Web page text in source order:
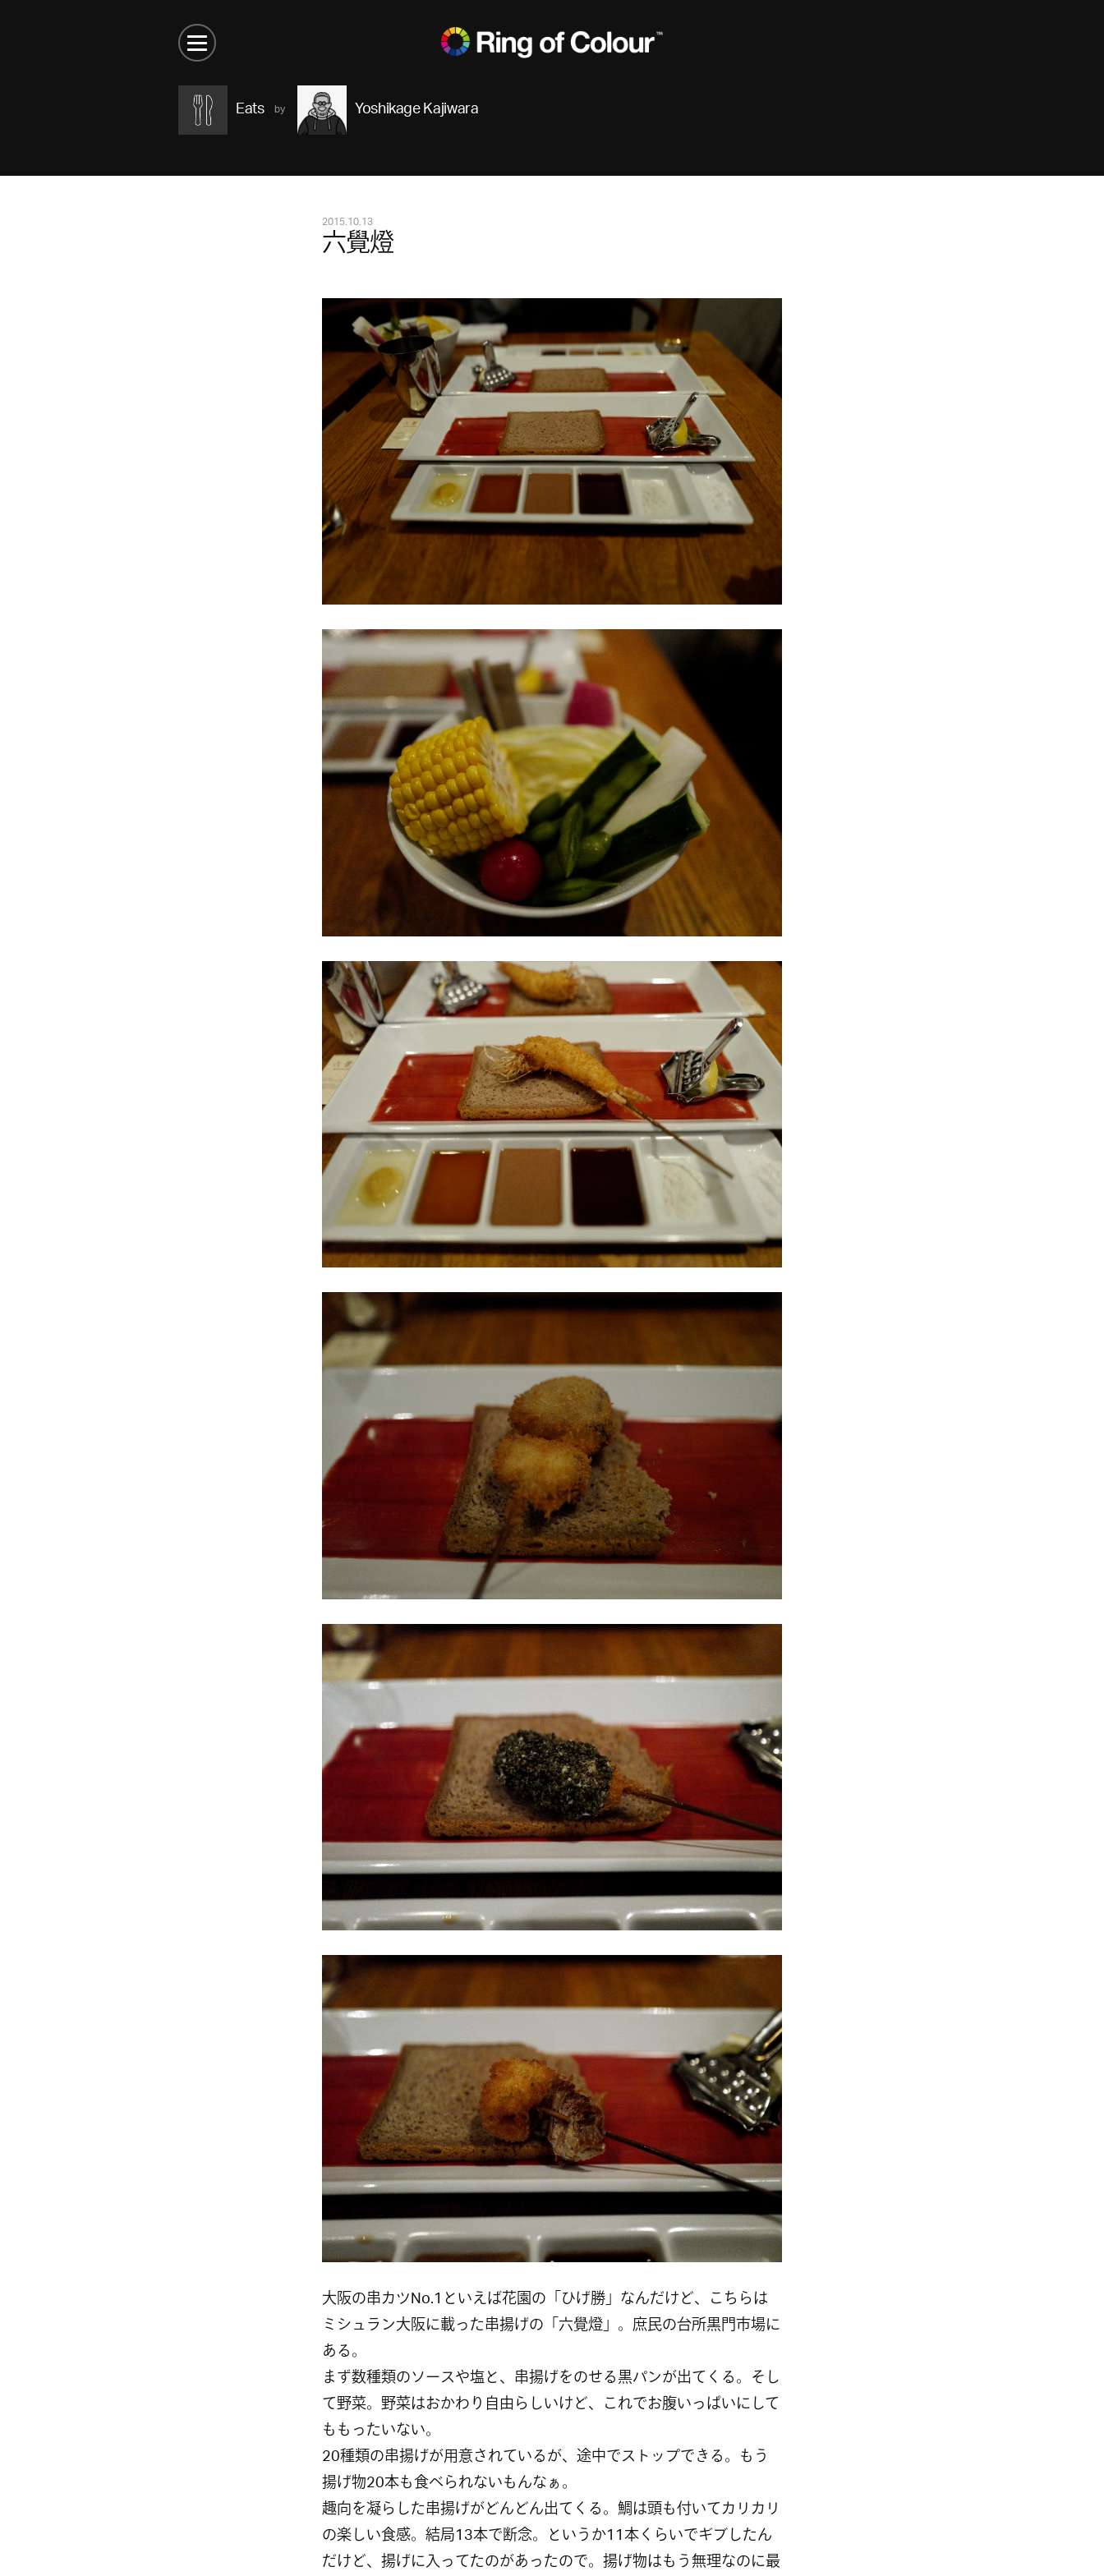
Eats Yoshikage Kajiwara
2015.10.13
六覺燈
大阪の串カツNo.1といえば花園の「ひげ勝」なんだけど、こちらは
ミシュラン大阪に載った串揚げの「六覺燈」。庶民の台所黒門市場に
ある。
まず数種類のソースや塩と、串揚げをのせる黒パンが出てくる。そし
て野菜。野菜はおかわり自由らしいけど、これでお腹いっぱいにして
ももったいない。
20種類の串揚げが用意されているが、途中でストップできる。もう
揚げ物20本も食べられないもんなぁ。
趣向を凝らした串揚げがどんどん出てくる。鯛は頭も付いてカリカリ
の楽しい食感。結局13本で断念。というか11本くらいでギブしたん
だけど、揚げに入ってたのがあったので。揚げ物はもう無理なのに最